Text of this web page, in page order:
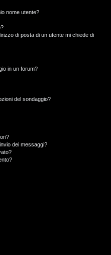
nome utente?
di posta di un utente mi chiede di
in un forum?
del sondaggio?
dei messaggi?